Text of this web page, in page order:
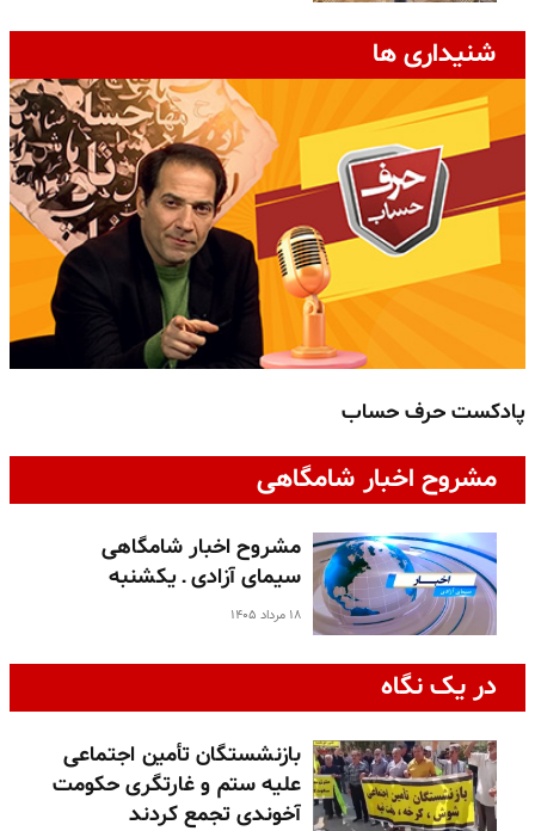
شنیداری ها
پادکست حرف حساب
مشروح اخبار شامگاهی
مشروح اخبار شامگاهی
سیمای آزادی ـ یکشنبه
۱۸ مرداد ۱۴۰۵
در یک نگاه
بازنشستگان تأمین اجتماعی
علیه ستم و غارتگری حکومت
آخوندی تجمع کردند